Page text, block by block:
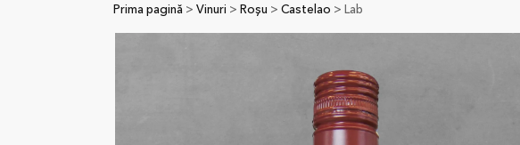
Prima pagină >Vinuri >Roșu >Castelao > Lab